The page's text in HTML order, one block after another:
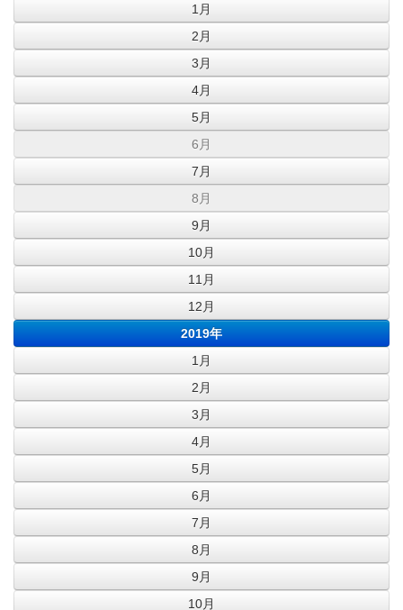
1月
2月
3月
4月
5月
6月
7月
8月
9月
10月
11月
12月
2019年
1月
2月
3月
4月
5月
6月
7月
8月
9月
10月